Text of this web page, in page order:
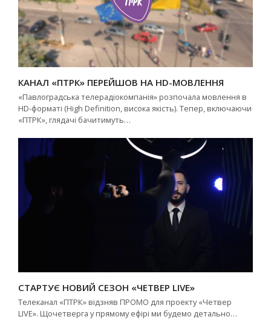
КАНАЛ «ПТРК» ПЕРЕЙШОВ НА HD-МОВЛЕННЯ
«Павлоградська телерадіокомпанія» розпочала мовлення в
HD-форматі (High Definition, висока якість). Тепер, включаючи
«ПТРК», глядачі бачитимуть…
СТАРТУЄ НОВИЙ СЕЗОН «ЧЕТВЕР LIVE»
Телеканал «ПТРК» відзняв ПРОМО для проекту «Четвер
LIVE». Щочетверга у прямому ефірі ми будемо детально…